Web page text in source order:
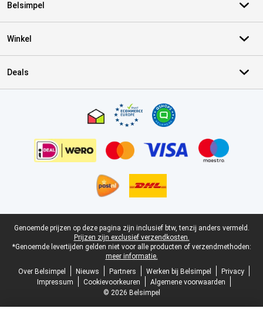
Belsimpel
Winkel
Deals
Juridische voettekst
Genoemde prijzen op deze pagina zijn inclusief btw, tenzij anders vermeld.
Prijzen zijn exclusief verzendkosten.
*Genoemde levertijden gelden niet voor alle producten of verzendmethoden:
meer informatie.
Over Belsimpel
Nieuws Partners Werken bij Belsimpel
Privacy
Impressum
Cookievoorkeuren
Algemene voorwaarden
© 2026 Belsimpel